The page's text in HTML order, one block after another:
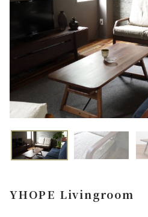
店舗案内
ご利用ガイド
プライバシーポリシー
特定商取引法について
YHOPE Livingroom